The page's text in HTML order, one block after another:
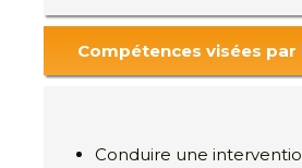
Compétences visées
Conduire une